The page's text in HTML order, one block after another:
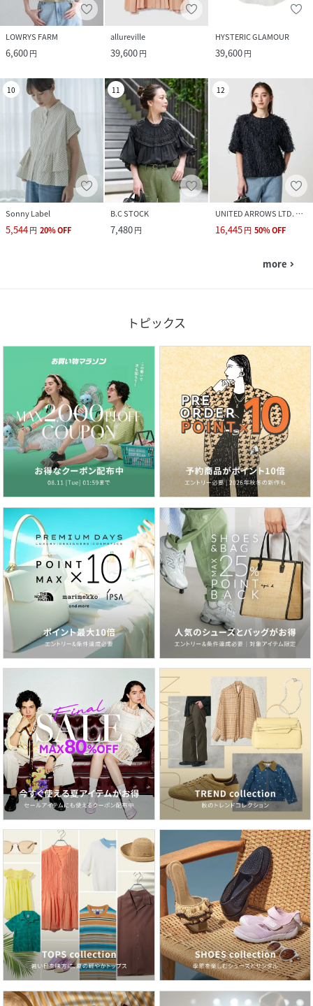
LOWRYS FARM
6,600円
allureville
39,600円
HYSTERIC GLAMOUR
39,600円
10
Sonny Label
5,544円 20%OFF
11
B.C STOCK
7,480円
12
UNITED ARROWS LTD. OUTLET
16,445円 50%OFF
more navigate_next
トピックス